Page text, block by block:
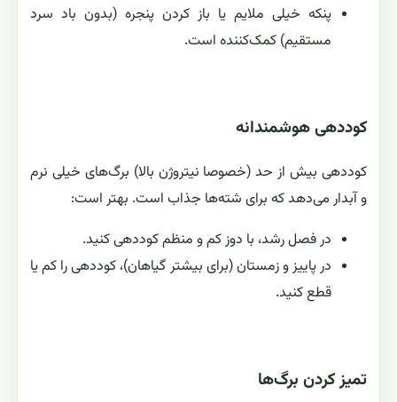
پنکه خیلی ملایم یا باز کردن پنجره (بدون باد سرد
مستقیم) کمک‌کننده است.
کوددهی هوشمندانه
کوددهی بیش از حد (خصوصا نیتروژن بالا) برگ‌های خیلی نرم
و آبدار می‌دهد که برای شته‌ها جذاب است. بهتر است:
در فصل رشد، با دوز کم و منظم کوددهی کنید.
در پاییز و زمستان (برای بیشتر گیاهان)، کوددهی را کم یا
قطع کنید.
تمیز کردن برگ‌ها